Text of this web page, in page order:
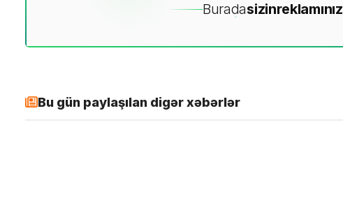
Buradasizinreklamınız
Bu gün paylaşılan digər xəbərlər